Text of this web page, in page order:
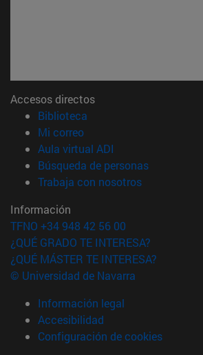
Accesos directos
Biblioteca
Mi correo(abre en nueva ventana)
Aula virtual ADI
Búsqueda de personas(abre en
Trabaja con nosotros(abre en
Información
TFNO +34 948 42 56 00
¿QUÉ GRADO TE INTERESA?
¿QUÉ MÁSTER TE INTERESA?
© Universidad de Navarra
Información legal
Accesibilidad
Configuración de cookies